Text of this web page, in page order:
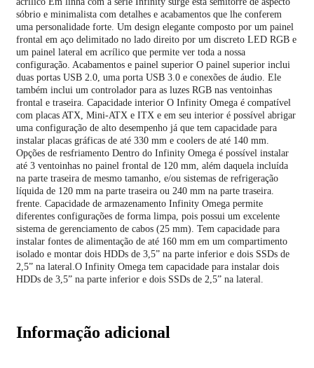
sóbrio e minimalista com detalhes e acabamentos que lhe conferem
uma personalidade forte. Um design elegante composto por um painel
frontal em aço delimitado no lado direito por um discreto LED RGB e
um painel lateral em acrílico que permite ver toda a nossa
configuração. Acabamentos e painel superior O painel superior inclui
duas portas USB 2.0, uma porta USB 3.0 e conexões de áudio. Ele
também inclui um controlador para as luzes RGB nas ventoinhas
frontal e traseira. Capacidade interior O Infinity Omega é compatível
com placas ATX, Mini-ATX e ITX e em seu interior é possível abrigar
uma configuração de alto desempenho já que tem capacidade para
instalar placas gráficas de até 330 mm e coolers de até 140 mm.
Opções de resfriamento Dentro do Infinity Omega é possível instalar
até 3 ventoinhas no painel frontal de 120 mm, além daquela incluída
na parte traseira de mesmo tamanho, e/ou sistemas de refrigeração
líquida de 120 mm na parte traseira ou 240 mm na parte traseira.
frente. Capacidade de armazenamento Infinity Omega permite
diferentes configurações de forma limpa, pois possui um excelente
sistema de gerenciamento de cabos (25 mm). Tem capacidade para
instalar fontes de alimentação de até 160 mm em um compartimento
isolado e montar dois HDDs de 3,5” na parte inferior e dois SSDs de
2,5” na lateral.O Infinity Omega tem capacidade para instalar dois
HDDs de 3,5” na parte inferior e dois SSDs de 2,5” na lateral.
Informação adicional